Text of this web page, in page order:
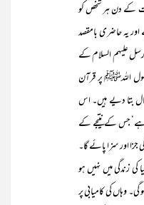
کے دن ہر شخص کو
یہ حاضری بامقصد
علیہم السلام کے
اللہﷺ پر قرآن
بتا دیے ہیں۔ اس
جس کے نتیجے کے
اور سزا پائے گا۔
زندگی میں نہیں ہو
وہاں کی کامیابی پر